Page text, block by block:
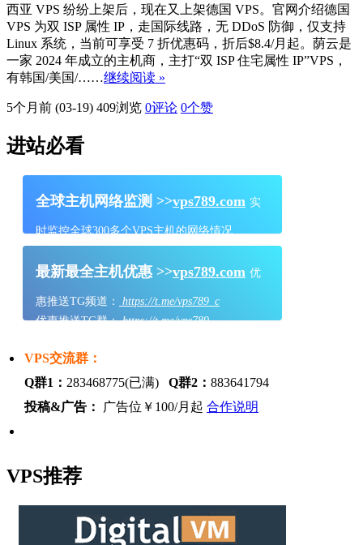
西亚 VPS 纷纷上架后，现在又上架德国 VPS。官网介绍德国
VPS 为双 ISP 属性 IP，走国际线路，无 DDoS 防御，仅支持
Linux 系统，当前可享受 7 折优惠码，折后$8.4/月起。荫云是
一家 2024 年成立的主机商，主打“双 ISP 住宅属性 IP”VPS，
有韩国/美国/……继续阅读 »
5个月前 (03-19) 409浏览 0评论 0个赞
进站必看
全球主机网络监测 >>vps789.com 实
时监控全球300多个VPS主机的网络情况
最新最全主机优惠 >>vps789.com 优
惠推送TG频道：
https://t.me/vps789_c
优惠推送TG群：https://t.me/vps789
VPS交流群：
Q群1： 283468775(已满) Q群2： 883641794
投稿&广告：
广告位￥100/月起 合作说明
VPS推荐